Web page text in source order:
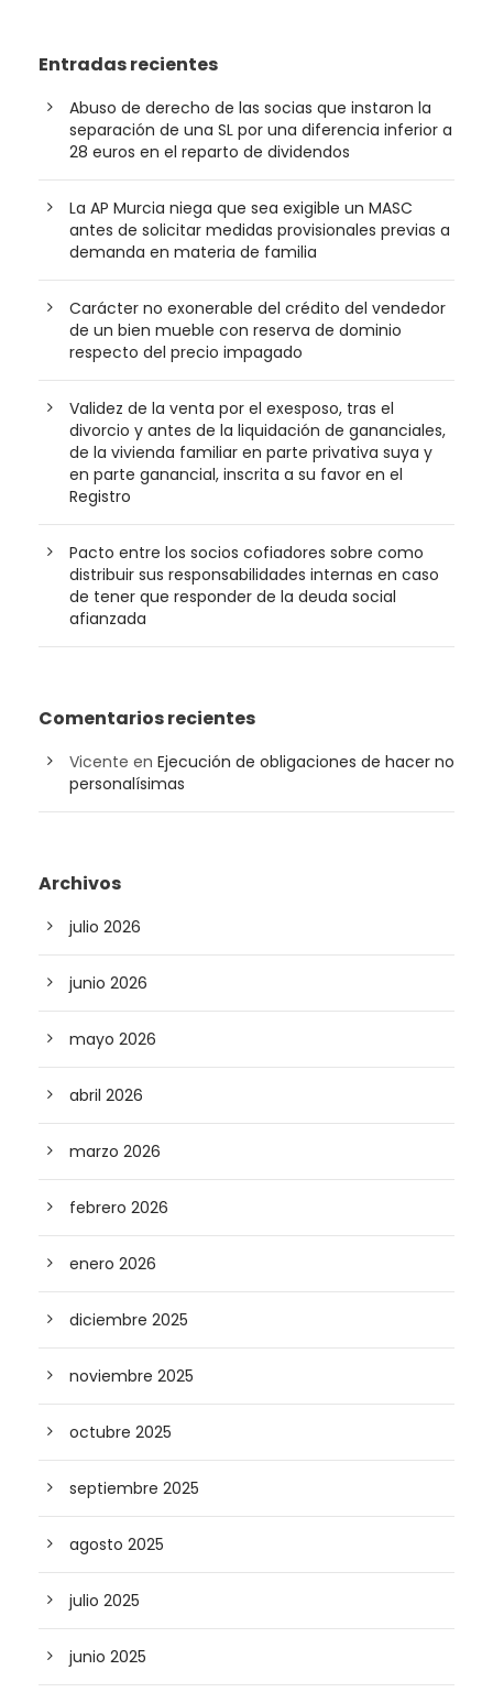
Entradas recientes
Abuso de derecho de las socias que instaron la
separación de una SL por una diferencia inferior a
28 euros en el reparto de dividendos
La AP Murcia niega que sea exigible un MASC
antes de solicitar medidas provisionales previas a
demanda en materia de familia
Carácter no exonerable del crédito del vendedor
de un bien mueble con reserva de dominio
respecto del precio impagado
Validez de la venta por el exesposo, tras el
divorcio y antes de la liquidación de gananciales,
de la vivienda familiar en parte privativa suya y
en parte ganancial, inscrita a su favor en el
Registro
Pacto entre los socios cofiadores sobre como
distribuir sus responsabilidades internas en caso
de tener que responder de la deuda social
afianzada
Comentarios recientes
Vicente en Ejecución de obligaciones de hacer no
personalísimas
Archivos
julio 2026
junio 2026
mayo 2026
abril 2026
marzo 2026
febrero 2026
enero 2026
diciembre 2025
noviembre 2025
octubre 2025
septiembre 2025
agosto 2025
julio 2025
junio 2025